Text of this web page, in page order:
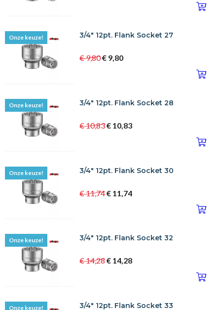
Onze keuze! 3/4" 12pt. Flank Socket 27
€ 9,80€ 9,80
Onze keuze! 3/4" 12pt. Flank Socket 28
€ 10,83€ 10,83
Onze keuze! 3/4" 12pt. Flank Socket 30
€ 11,74€ 11,74
Onze keuze! 3/4" 12pt. Flank Socket 32
€ 14,28€ 14,28
Onze keuze! 3/4" 12pt. Flank Socket 33